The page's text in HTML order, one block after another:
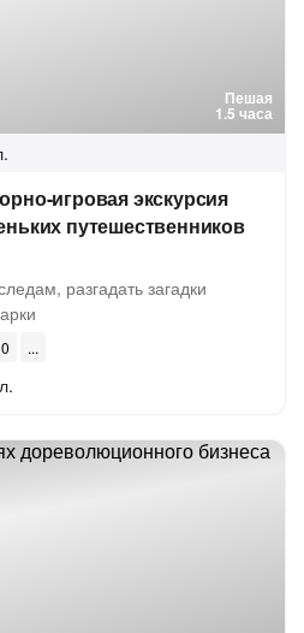
Пешая
1.5 часа
игровая экскурсия
путешественников
разгадать загадки